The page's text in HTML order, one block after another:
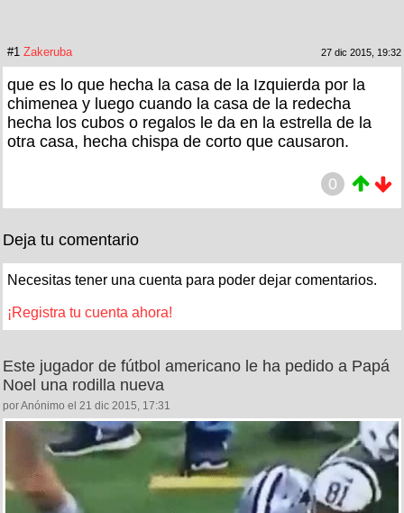
#1 Zakeruba 27 dic 2015, 19:32
que es lo que hecha la casa de la Izquierda por la
chimenea y luego cuando la casa de la redecha
hecha los cubos o regalos le da en la estrella de la
otra casa, hecha chispa de corto que causaron.
0
Deja tu comentario
Necesitas tener una cuenta para poder dejar comentarios.
¡Registra tu cuenta ahora!
Este jugador de fútbol americano le ha pedido a Papá
Noel una rodilla nueva
por Anónimo el 21 dic 2015, 17:31